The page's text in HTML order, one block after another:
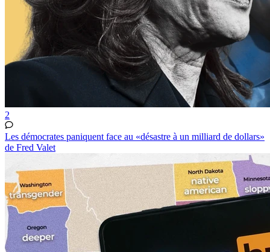
2
Les démocrates paniquent face au «désastre à un milliard de dollars»
de Fred Valet